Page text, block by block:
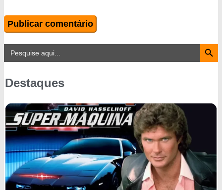
Search
for:
Search Button
Destaques